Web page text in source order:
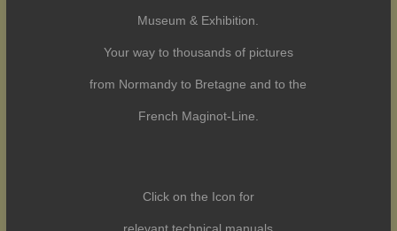
Museum & Exhibition.
Your way to thousands of pictures
from Normandy to Bretagne and to the
French Maginot-Line.
Click on the Icon for